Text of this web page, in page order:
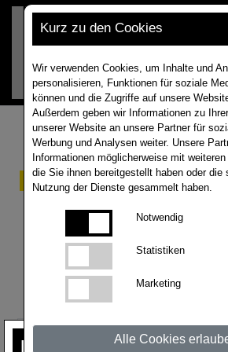
Kurz zu den Cookies
Wir verwenden Cookies, um Inhalte und
personalisieren, Funktionen für soziale
können und die Zugriffe auf unsere
Außerdem geben wir Informationen zu
unserer Website an unsere Partner für
Werbung und Analysen weiter. Unsere
Informationen möglicherweise mit
die Sie ihnen bereitgestellt haben oder die
Nutzung der Dienste gesammelt haben.
Notwendig
Statistiken
Marketing
Alle Cookies
Erfolgsfaktor
Rapszüchtung -
Was macht eigentlich ein
RAPOOL? Malte Grohall war beim
Ihre Meinungist uns